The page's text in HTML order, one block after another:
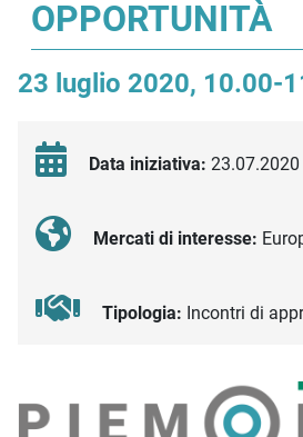
OPPORTUNITÀ
23 luglio 2020, 10.00-
Data iniziativa: 23.07.2020
Mercati di interesse:
Tipologia: Incontri di